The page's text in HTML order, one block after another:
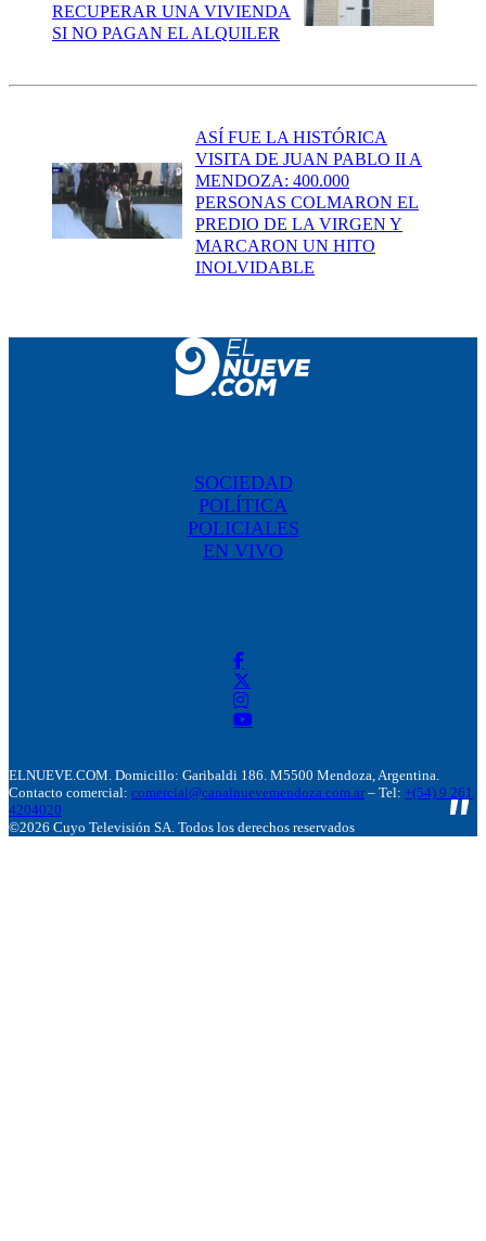
RECUPERAR UNA VIVIENDA
SI NO PAGAN EL ALQUILER
ASÍ FUE LA HISTÓRICA
VISITA DE JUAN PABLO II A
MENDOZA: 400.000
PERSONAS COLMARON EL
PREDIO DE LA VIRGEN Y
MARCARON UN HITO
INOLVIDABLE
SOCIEDAD
POLÍTICA
POLICIALES
EN VIVO
ELNUEVE.COM. Domicillo: Garibaldi 186. M5500 Mendoza, Argentina.
Contacto comercial: comercial@canalnuevemendoza.com.ar – Tel: +(54) 9 261
4204020
©2026 Cuyo Televisión SA. Todos los derechos reservados